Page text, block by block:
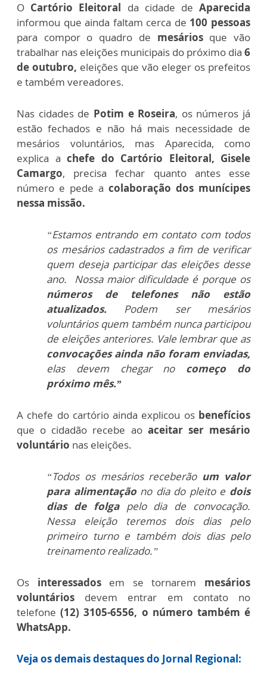
O Cartório Eleitoral da cidade deAparecida
informou que ainda faltam cerca de 100 pessoas
para compor o quadro de mesáriosque vão
trabalhar nas eleições municipais do próximo dia 6
de outubro, eleições que vão eleger os prefeitos
e também vereadores.
Nas cidades de Potim e Roseira, os números já
estão fechados e não há mais necessidade de
mesários voluntários, mas Aparecida, como
explica a chefe do Cartório Eleitoral, Gisele
Camargo, precisa fechar quanto antes esse
número e pede a colaboração dos munícipes
nessa missão.
“Estamos entrando em contato com todos
os mesários cadastrados a fim de verificar
quem deseja participar das eleições desse
ano. Nossa maior dificuldade é porque os
números de telefones não estão
atualizados. Podem ser mesários
voluntários quem também nunca participou
de eleições anteriores. Vale lembrar que as
convocações ainda não foram enviadas,
elas devem chegar no começo do
próximo mês.”
A chefe do cartório ainda explicou os benefícios
que o cidadão recebe ao aceitar ser mesário
voluntário nas eleições.
“Todos os mesários receberão um valor
para alimentaçãono dia do pleito e dois
dias de folgapelo dia de convocação.
Nessa eleição teremos dois dias pelo
primeiro turno e também dois dias pelo
treinamento realizado.”
Os interessados em se tornarem mesários
voluntários devem entrar em contato no
telefone(12) 3105-6556, o número também é
WhatsApp.
Veja os demais destaques do Jornal Regional: